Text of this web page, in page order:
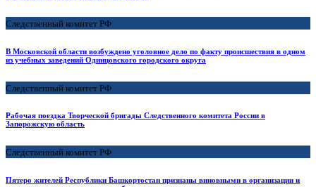
Следственный комитет РФ
В Московской области возбуждено уголовное дело по факту происшествия в одном
из учебных заведений Одинцовского городского округа
Следственный комитет РФ
Рабочая поездка Творческой бригады Следственного комитета России в
Запорожскую область
Следственный комитет РФ
Пятеро жителей Республики Башкортостан признаны виновными в организации и